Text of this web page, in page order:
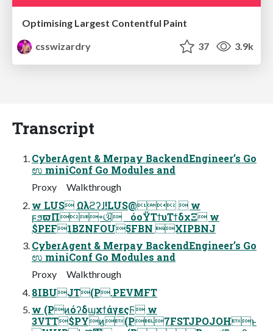
Optimising Largest Contentful Paint
csswizardry
37 3.9k
Transcript
CyberAgent & Merpay BackendEngineer’s Go
ಉ miniConf Go Modules and
Proxy Walkthrough
w LUS Ωλϩʔɺ!LUS@  w
ϝϧϖΠ৽ଔ όοΫΤϯυΤϯδχΞ w
$PEF1BZNFOU5FBN XIPBNJ
CyberAgent & Merpay BackendEngineer’s Go
ಉ miniConf Go Modules and
Proxy Walkthrough
8IBUJT(P.PEVMFT
w (PͷόʔδϣχϯάγεςϜ w
3VTT$PYͷ(P7FSTJPOJOHͱ